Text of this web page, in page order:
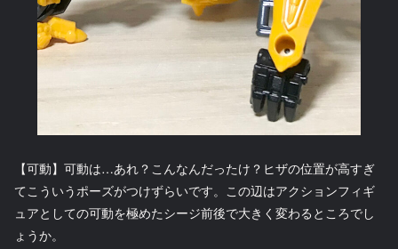
【可動】可動は…あれ？こんなんだったけ？ヒザの位置が高すぎ
てこういうポーズがつけずらいです。この辺はアクションフィギ
ュアとしての可動を極めたシージ前後で大きく変わるところでし
ょうか。